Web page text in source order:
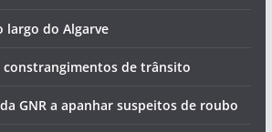
largo do Algarve
constrangimentos de trânsito
GNR a apanhar suspeitos de roubo